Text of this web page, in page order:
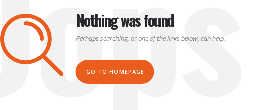
Nothing was found
Perhaps searching, or one of the links below, can help.
GO TO HOMEPAGE